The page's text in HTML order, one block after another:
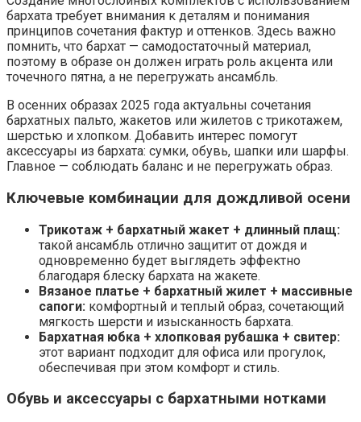
бархата требует внимания к деталям и понимания
принципов сочетания фактур и оттенков. Здесь важно
помнить, что бархат — самодостаточный материал,
поэтому в образе он должен играть роль акцента или
точечного пятна, а не перегружать ансамбль.
В осенних образах 2025 года актуальны сочетания
бархатных пальто, жакетов или жилетов с трикотажем,
шерстью и хлопком. Добавить интерес помогут
аксессуары из бархата: сумки, обувь, шапки или шарфы.
Главное — соблюдать баланс и не перегружать образ.
Ключевые комбинации для дождливой осени
Трикотаж + бархатный жакет + длинный плащ:
такой ансамбль отлично защитит от дождя и
одновременно будет выглядеть эффектно
благодаря блеску бархата на жакете.
Вязаное платье + бархатный жилет + массивные
сапоги: комфортный и теплый образ, сочетающий
мягкость шерсти и изысканность бархата.
Бархатная юбка + хлопковая рубашка + свитер:
этот вариант подходит для офиса или прогулок,
обеспечивая при этом комфорт и стиль.
Обувь и аксессуары с бархатными нотками